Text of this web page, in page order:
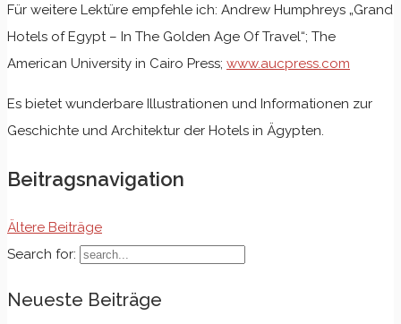
Für weitere Lektüre empfehle ich: Andrew Humphreys „Grand
Hotels of Egypt – In The Golden Age Of Travel“; The
American University in Cairo Press; www.aucpress.com
Es bietet wunderbare Illustrationen und Informationen zur
Geschichte und Architektur der Hotels in Ägypten.
Beitragsnavigation
Ältere Beiträge
Search for:
Neueste Beiträge